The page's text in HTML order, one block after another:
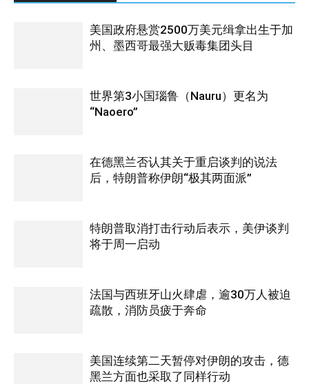
美国政府悬赏2500万美元缉拿出生于加
州、墨西哥最强大贩毒集团头目
世界第3小国瑙鲁（Nauru）更名为
“Naoero”
在德黑兰否认其关于重启谈判的说法
后，特朗普称伊朗“极其两面派”
特朗普取消打击行动后表示，美伊谈判
将于周一启动
法国与西班牙山火肆虐，逾30万人被迫
疏散，消防员疲于奔命
美国连续第二天暂停对伊朗的攻击，德
黑兰方面也采取了同样行动